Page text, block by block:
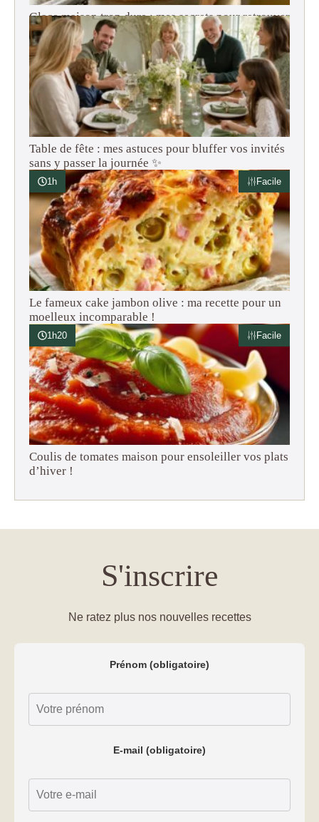
Glace maison trop dure : mes secrets pour retrouver
une texture onctueuse (adieu le bloc de béton !)
Table de fête : mes astuces pour bluffer vos invités
sans y passer la journée ✨
1h Facile
Le fameux cake jambon olive : ma recette pour un
moelleux incomparable !
1h20 Facile
Coulis de tomates maison pour ensoleiller vos plats
d’hiver !
S'inscrire
Ne ratez plus nos nouvelles recettes
Prénom (obligatoire)
E-mail (obligatoire)